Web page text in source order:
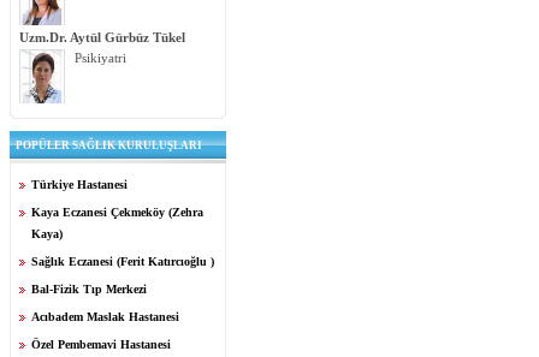
Uzm.Dr. Aytül Gürbüz Tükel
Psikiyatri
POPÜLER SAĞLIK KURULUŞLARI
Türkiye Hastanesi
Kaya Eczanesi Çekmeköy (Zehra
Kaya)
Sağlık Eczanesi (Ferit Katırcıoğlu )
Bal-Fizik Tıp Merkezi
Acıbadem Maslak Hastanesi
Özel Pembemavi Hastanesi